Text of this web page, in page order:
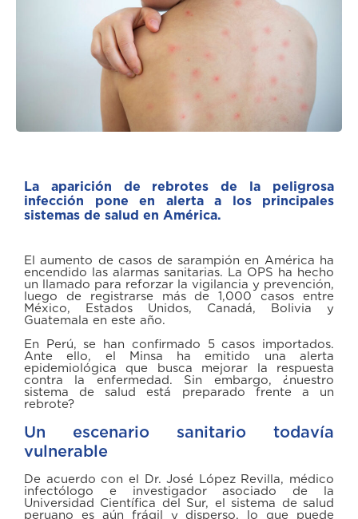
La aparición de rebrotes de la peligrosa
infección pone en alerta a los principales
sistemas de salud en América.
El aumento de casos de sarampión en América ha
encendido las alarmas sanitarias. La OPS ha hecho
un llamado para reforzar la vigilancia y prevención,
luego de registrarse más de 1,000 casos entre
México, Estados Unidos, Canadá, Bolivia y
Guatemala en este año.
En Perú, se han confirmado 5 casos importados.
Ante ello, el Minsa ha emitido una alerta
epidemiológica que busca mejorar la respuesta
contra la enfermedad. Sin embargo, ¿nuestro
sistema de salud está preparado frente a un
rebrote?
Un escenario sanitario todavía
vulnerable
De acuerdo con el Dr. José López Revilla, médico
infectólogo e investigador asociado de la
Universidad Científica del Sur, el sistema de salud
peruano es aún frágil y disperso, lo que puede